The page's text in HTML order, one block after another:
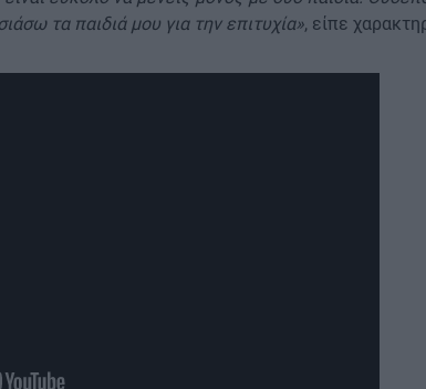
τα παιδιά μου για την επιτυχία», είπε